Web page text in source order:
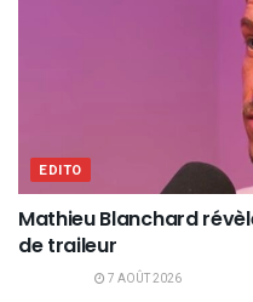
EDITO
Mathieu Blanchard
de traileur
7 AOÛT 2026